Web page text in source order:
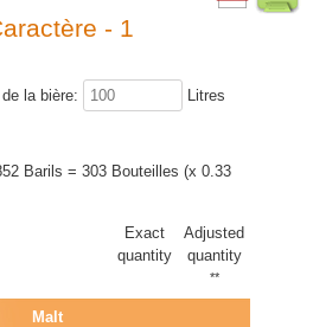
- 1
la bière: Litres
Barils = 303 Bouteilles (x 0.33
Exact
quantity
Adjusted
quantity
**
Malt